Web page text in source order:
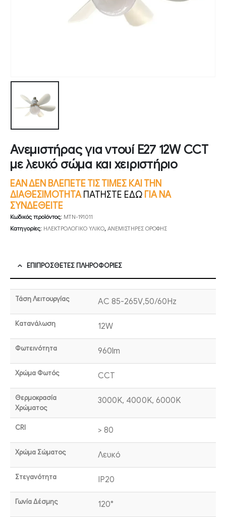
Ανεμιστήρας για ντουί Ε27 12W CCT
με λευκό σώμα και χειριστήριο
ΕΑΝ ΔΕΝ ΒΛΕΠΕΤΕ ΤΙΣ ΤΙΜΕΣ ΚΑΙ ΤΗΝ
ΔΙΑΘΕΣΙΜΟΤΗΤΑ ΠΑΤΗΣΤΕ ΕΔΩ ΓΙΑ ΝΑ
ΣΥΝΔΕΘΕΙΤΕ
Κωδικός προϊόντος: MTN-191011
Κατηγορίες: ΗΛΕΚΤΡΟΛΟΓΙΚΟ ΥΛΙΚΟ, ΑΝΕΜΙΣΤΗΡΕΣ ΟΡΟΦΗΣ
ΕΠΙΠΡΌΣΘΕΤΕΣ ΠΛΗΡΟΦΟΡΊΕΣ
Τάση Λειτουργίας AC 85-265V,50/60Hz
Κατανάλωση 12W
Φωτεινότητα 960lm
Χρώμα Φωτός CCT
Θερμοκρασία
Χρώματος
3000K, 4000K, 6000K
CRI > 80
Χρώμα Σώματος Λευκό
Στεγανότητα IP20
Γωνία Δέσμης 120°